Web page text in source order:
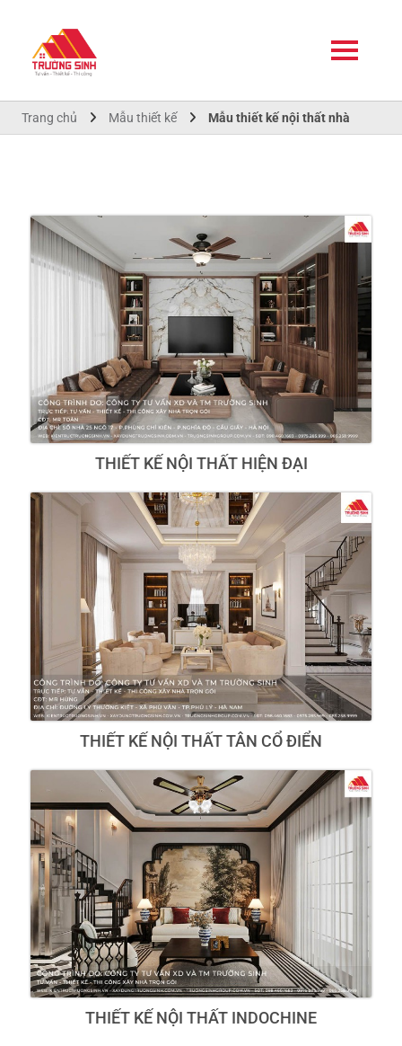
Trang chủ Mẫu thiết kế Mẫu thiết kế nội thất nhà
THIẾT KẾ NỘI THẤT HIỆN ĐẠI
THIẾT KẾ NỘI THẤT TÂN CỔ ĐIỂN
THIẾT KẾ NỘI THẤT INDOCHINE